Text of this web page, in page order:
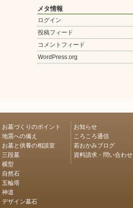
メタ情報
ログイン
投稿フィード
コメントフィード
WordPress.org
お墓づくりのポイント
地震への備え
お墓と供養の相談室
三段墓
横型
自然石
五輪塔
神道
デザイン墓石
お知らせ
ころころ通信
若おかみブログ
資料請求・問い合わせ